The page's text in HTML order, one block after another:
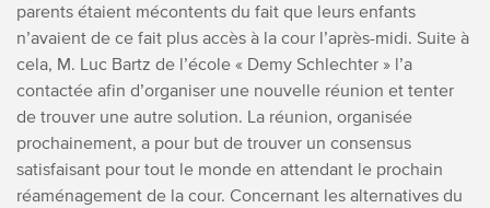
parents étaient mécontents du fait que leurs enfants
n’avaient de ce fait plus accès à la cour l’après-midi. Suite à
cela, M. Luc Bartz de l’école « Demy Schlechter » l’a
contactée afin d’organiser une nouvelle réunion et tenter
de trouver une autre solution. La réunion, organisée
prochainement, a pour but de trouver un consensus
satisfaisant pour tout le monde en attendant le prochain
réaménagement de la cour. Concernant les alternatives du